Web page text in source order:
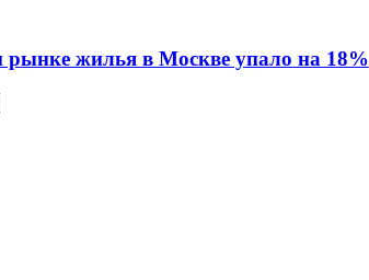
рынке жилья в Москве упало на 18%